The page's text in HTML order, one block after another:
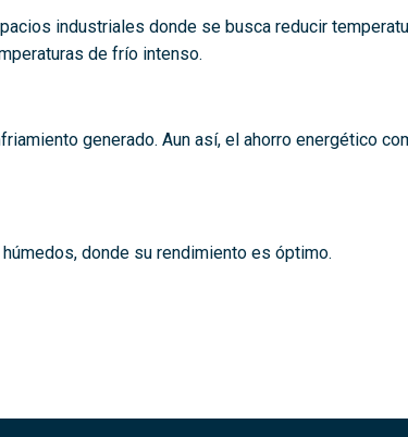
industriales donde se busca reducir
de frío intenso.
generado. Aun así, el ahorro energético
donde su rendimiento es óptimo.